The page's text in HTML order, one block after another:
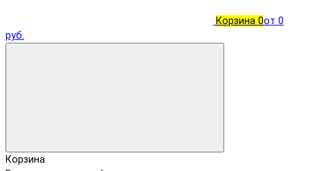
Корзина 0от 0
руб.
Корзина